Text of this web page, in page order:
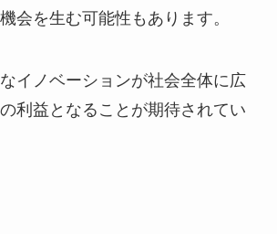
会を生む可能性もあります。
イノベーションが社会全体に広
利益となることが期待されてい